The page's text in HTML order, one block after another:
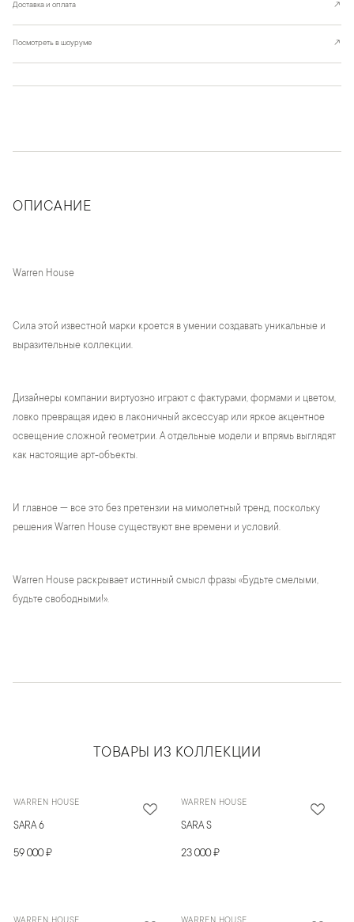
Доставка и оплата ↗
Посмотреть в шоуруме ↗
ОПИСАНИЕ
Warren House
Сила этой известной марки кроется в умении создавать уникальные и
выразительные коллекции.
Дизайнеры компании виртуозно играют с фактурами, формами и цветом,
ловко превращая идею в лаконичный аксессуар или яркое акцентное
освещение сложной геометрии. А отдельные модели и впрямь выглядят
как настоящие арт-объекты.
И главное — все это без претензии на мимолетный тренд, поскольку
решения Warren House существуют вне времени и условий.
Warren House раскрывает истинный смысл фразы «Будьте смелыми,
будьте свободными!».
ТОВАРЫ ИЗ КОЛЛЕКЦИИ
WARREN HOUSE
SARA 6
59 000 ₽
WARREN HOUSE
SARA S
23 000 ₽